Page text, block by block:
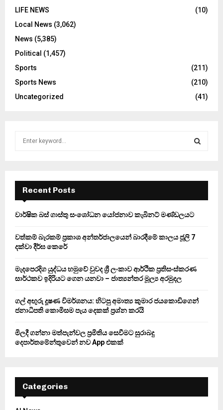
LIFE NEWS
(10)
Local News (3,062)
News (5,385)
Political (1,457)
Sports
(211)
Sports News
(210)
Uncategorized
(41)
f
r
E
A
Recent Posts
වාර්ෂික බස් ගාස්තු සංශෝධන යෝජනාව කැබිනට් මණ්ඩලයට
වත්කම් බැරකම් ප්‍රකාශ අන්තර්ජාලයෙන් බාරදීමේ කාලය ජූලි 7
දක්වා දීර්ඝ කෙරේ
මැදපෙරදිග යුද්ධය හමුවේ වුවද ශ්‍රී ලංකාව ආර්ථික ප්‍රතිසංස්කරණ
සාර්ථකව ඉදිරියට ගෙන යනවා – ජාත්‍යන්තර මූල්‍ය අරමුදල
ගල් අඟුරු දූෂණ විමර්ශනය: හිටපු අමාත්‍ය කුමාර ජයකොඩිගෙන්
ජනාධිපති කොමිසම පැය දෙකක් ප්‍රශ්න කරයි
මිලදී ගන්නා මත්පැන්වල ප්‍රමිතිය සෙවීමට සුරාබදු
දෙපාර්තමේන්තුවෙන් නව App එකක්
Categories